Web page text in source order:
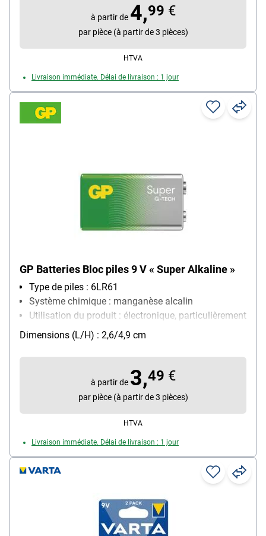
mouvement, etc.
Contenu par paquet : 1 pièce(s)
à partir de 4,99 €
par pièce (à partir de 3 pièces)
HTVA
Livraison immédiate. Délai de livraison : 1 jour
GP Batteries Bloc piles 9 V « Super Alkaline »
Type de piles : 6LR61
Système chimique : manganèse alcalin
Utilisation du produit : électronique, particulièrement
adapté aux : jouets électroniques, consoles de jeux,
balances, détecteurs de fumée
Contenu par paquet : 1 pièce(s)
Dimensions (L/H) : 2,6/4,9 cm
à partir de 3,49 €
par pièce (à partir de 3 pièces)
HTVA
Livraison immédiate. Délai de livraison : 1 jour